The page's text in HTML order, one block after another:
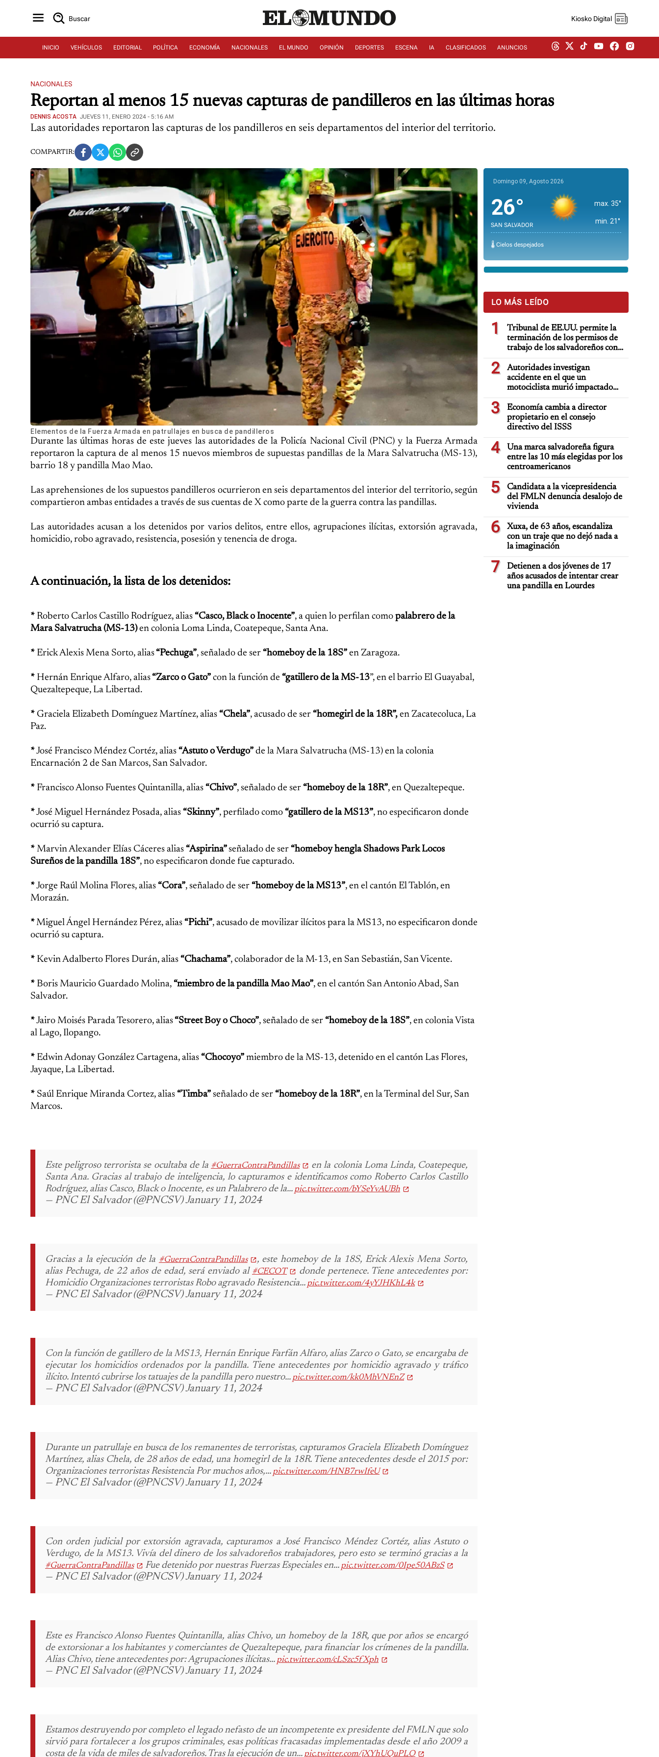
Buscar Kiosko Digital
INICIO VEHÍCULOS EDITORIAL POLÍTICA ECONOMÍA NACIONALES EL MUNDO OPINIÓN DEPORTES ESCENA IA CLASIFICADOS ANUNCIOS
NACIONALES
Reportan al menos 15 nuevas capturas de pandilleros en las últimas horas
DENNIS ACOSTA JUEVES 11, ENERO 2024 - 5:16 AM
Las autoridades reportaron las capturas de los pandilleros en seis departamentos del interior del territorio.
COMPARTIR:
Elementos de la Fuerza Armada en patrullajes en busca de pandilleros
Durante las últimas horas de este jueves las autoridades de la Policía Nacional Civil (PNC) y la Fuerza Armada
reportaron la captura de al menos 15 nuevos miembros de supuestas pandillas de la Mara Salvatrucha (MS-13),
barrio 18 y pandilla Mao Mao.
Las aprehensiones de los supuestos pandilleros ocurrieron en seis departamentos del interior del territorio, según
compartieron ambas entidades a través de sus cuentas de X como parte de la guerra contra las pandillas.
Las autoridades acusan a los detenidos por varios delitos, entre ellos, agrupaciones ilícitas, extorsión agravada,
homicidio, robo agravado, resistencia, posesión y tenencia de droga.
A continuación, la lista de los detenidos:
* Roberto Carlos Castillo Rodríguez, alias “Casco, Black o Inocente”, a quien lo perfilan como palabrero de la
Mara Salvatrucha (MS-13)en colonia Loma Linda, Coatepeque, Santa Ana.
* Erick Alexis Mena Sorto, alias“Pechuga”, señalado de ser “homeboy de la 18S” en Zaragoza.
* Hernán Enrique Alfaro, alias“Zarco o Gato” con la función de “gatillero de la MS-13”, en el barrio El Guayabal,
Quezaltepeque, La Libertad.
* Graciela Elizabeth Domínguez Martínez, alias “Chela”, acusado de ser “homegirl de la 18R”, en Zacatecoluca, La
Paz.
*José Francisco Méndez Cortéz, alias “Astuto o Verdugo” de la Mara Salvatrucha (MS-13) en la colonia
Encarnación 2 de San Marcos, San Salvador.
* Francisco Alonso Fuentes Quintanilla, alias “Chivo”, señalado de ser “homeboy de la 18R”, en Quezaltepeque.
*José Miguel Hernández Posada, alias “Skinny”, perfilado como “gatillero de la MS13”, no especificaron donde
ocurrió su captura.
* Marvin Alexander Elías Cáceres alias “Aspirina”señalado de ser “homeboy hengla Shadows Park Locos
Sureños de la pandilla 18S”, no especificaron donde fue capturado.
*Jorge Raúl Molina Flores, alias “Cora”, señalado de ser “homeboy de la MS13”, en el cantón El Tablón, en
Morazán.
*Miguel Ángel Hernández Pérez, alias “Pichi”, acusado de movilizar ilícitos para la MS13, no especificaron donde
ocurrió su captura.
* Kevin Adalberto Flores Durán, alias “Chachama”, colaborador de la M-13, en San Sebastián, San Vicente.
* Boris Mauricio Guardado Molina, “miembro de la pandilla Mao Mao”, en el cantón San Antonio Abad, San
Salvador.
*Jairo Moisés Parada Tesorero, alias“Street Boy o Choco”, señalado de ser “homeboy de la 18S”, en colonia Vista
al Lago, Ilopango.
* Edwin Adonay González Cartagena, alias “Chocoyo” miembro de la MS-13, detenido en el cantón Las Flores,
Jayaque, La Libertad.
* Saúl Enrique Miranda Cortez, alias “Timba” señalado de ser “homeboy de la 18R”, en la Terminal del Sur, San
Marcos.
Este peligroso terrorista se ocultaba de la #GuerraContraPandillas
en la colonia Loma Linda, Coatepeque,
Santa Ana. Gracias al trabajo de inteligencia, lo capturamos e identificamos como Roberto Carlos Castillo
Rodríguez, alias Casco, Black o Inocente, es un Palabrero de la... pic.twitter.com/bYSeYvAUBh
— PNC El Salvador (@PNCSV) January 11, 2024
Gracias a la ejecución de la #GuerraContraPandillas
, este homeboy de la 18S, Erick Alexis Mena Sorto,
alias Pechuga, de 22 años de edad, será enviado al #CECOT donde pertenece. Tiene antecedentes por:
HomicidioOrganizaciones terroristasRobo agravadoResistencia... pic.twitter.com/4yYJHKhL4k
— PNC El Salvador (@PNCSV) January 11, 2024
Con la función de gatillero de la MS13, Hernán Enrique Farfán Alfaro, alias Zarco o Gato, se encargaba de
ejecutar los homicidios ordenados por la pandilla. Tiene antecedentes por homicidio agravado y tráfico
ilícito. Intentó cubrirse los tatuajes de la pandilla pero nuestro... pic.twitter.com/kk0MhVNEnZ
— PNC El Salvador (@PNCSV) January 11, 2024
Durante un patrullaje en busca de los remanentes de terroristas, capturamos Graciela Elizabeth Domínguez
Martínez, alias Chela, de 28 años de edad, una homegirl de la 18R. Tiene antecedentes desde el 2015 por:
Organizaciones terroristasResistencia Por muchos años,... pic.twitter.com/HNB7rwIfeU
— PNC El Salvador (@PNCSV) January 11, 2024
Con orden judicial por extorsión agravada, capturamos a José Francisco Méndez Cortéz, alias Astuto o
Verdugo, de la MS13. Vivía del dinero de los salvadoreños trabajadores, pero esto se terminó gracias a la
#GuerraContraPandillas Fue detenido por nuestras Fuerzas Especiales en... pic.twitter.com/0Ipe50ABzS
— PNC El Salvador (@PNCSV) January 11, 2024
Este es Francisco Alonso Fuentes Quintanilla, alias Chivo, un homeboy de la 18R, que por años se encargó
de extorsionar a los habitantes y comerciantes de Quezaltepeque, para financiar los crímenes de la pandilla.
Alias Chivo, tiene antecedentes por:Agrupaciones ilícitas... pic.twitter.com/cLSzc5fXph
— PNC El Salvador (@PNCSV) January 11, 2024
Estamos destruyendo por completo el legado nefasto de un incompetente ex presidente del FMLN que solo
sirvió para fortalecer a los grupos criminales, esas políticas fracasadas implementadas desde el año 2009 a
costa de la vida de miles de salvadoreños. Tras la ejecución de un... pic.twitter.com/jXYhUQuPLO
Domingo 09, Agosto 2026
26°
SAN SALVADOR
max. 35°
min. 21°
🌡️ Cielos despejados
LO MÁS LEÍDO
1
Tribunal de EE.UU. permite la
terminación de los permisos de
trabajo de los salvadoreños con
TPS
2
Autoridades investigan
accidente en el que un
motociclista murió impactado
por auto deportivo de lujo
3
Economía cambia a director
propietario en el consejo
directivo del ISSS
4
Una marca salvadoreña figura
entre las 10 más elegidas por los
centroamericanos
5
Candidata a la vicepresidencia
del FMLN denuncia desalojo de
vivienda
6
Xuxa, de 63 años, escandaliza
con un traje que no dejó nada a
la imaginación
7
Detienen a dos jóvenes de 17
años acusados de intentar crear
una pandilla en Lourdes